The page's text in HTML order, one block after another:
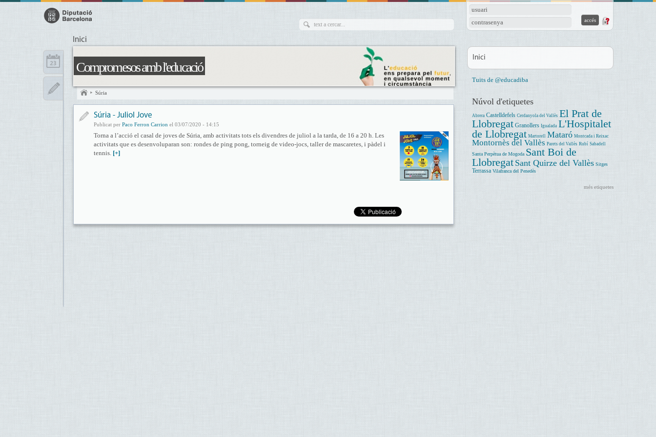
usuari
contrasenya
Inici
Compromesos amb l'educació
Súria
Súria - Juliol Jove
Publicat per Paco Ferron Carrion el 03/07/2020 - 14:15
Torna a l’acció el casal de joves de Súria, amb activitats tots els divendres de juliol a la tarda, de 16 a 20 h. Les
activitats que es desenvoluparan son: rondes de ping pong, torneig de video-jocs, taller de mascaretes, i pàdel i
tennis. [+]
Inici
Tuits de @educadiba
Núvol d'etiquetes
Abrera Castelldefels Cerdanyola del Vallès El Prat de
Llobregat Granollers Igualada L'Hospitalet
de Llobregat Martorell Mataró Montcada i Reixac
Montornès del Vallès Parets del Vallès Rubí Sabadell
Santa Perpètua de Mogoda Sant Boi de
Llobregat Sant Quirze del Vallès Sitges
Terrassa Vilafranca del Penedès
més etiquetes